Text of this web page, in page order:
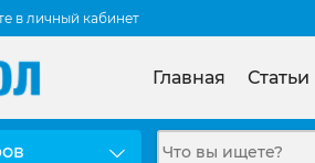
в личный кабинет
Главная Статьи